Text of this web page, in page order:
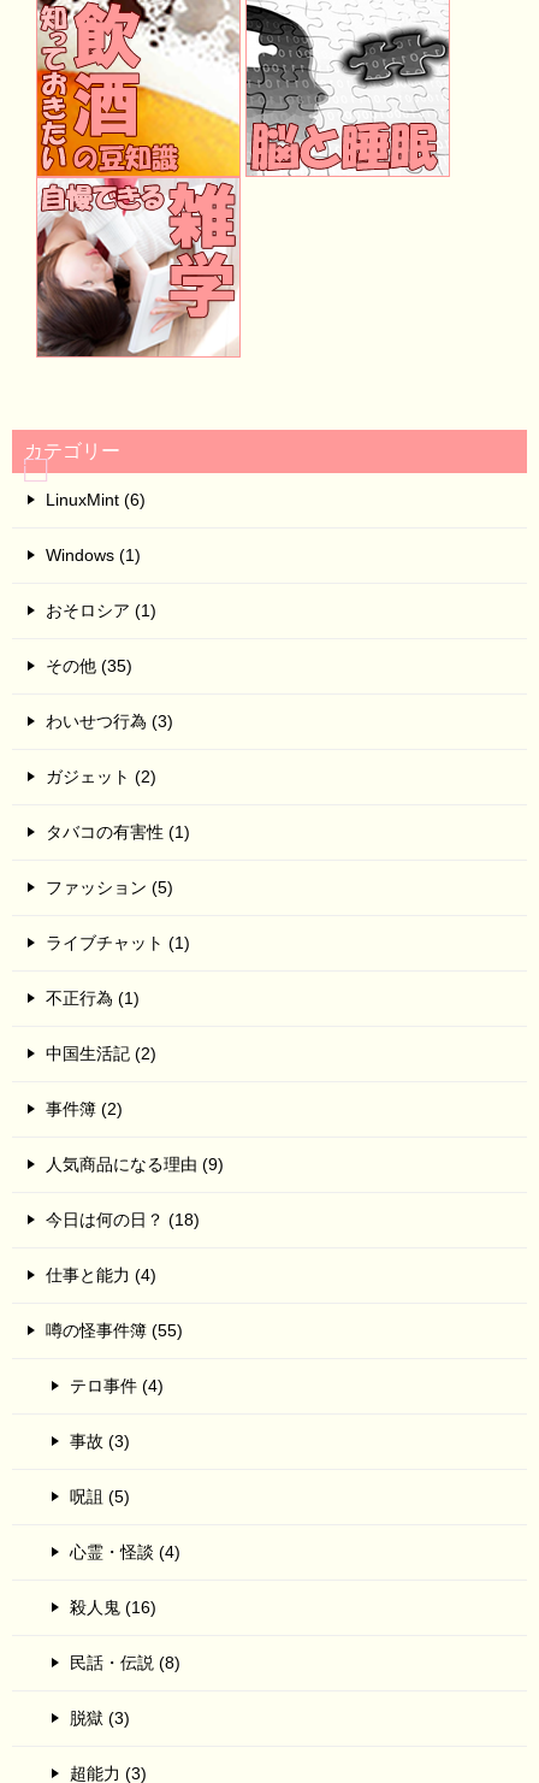
カテゴリー
LinuxMint (6)
Windows (1)
おそロシア (1)
その他 (35)
わいせつ行為 (3)
ガジェット (2)
タバコの有害性 (1)
ファッション (5)
ライブチャット (1)
不正行為 (1)
中国生活記 (2)
事件簿 (2)
人気商品になる理由 (9)
今日は何の日？ (18)
仕事と能力 (4)
噂の怪事件簿 (55)
テロ事件 (4)
事故 (3)
呪詛 (5)
心霊・怪談 (4)
殺人鬼 (16)
民話・伝説 (8)
脱獄 (3)
超能力 (3)